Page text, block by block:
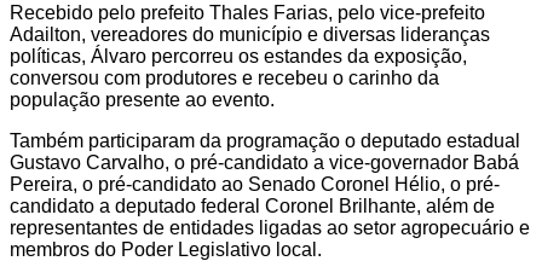
Recebido pelo prefeito Thales Farias, pelo vice-prefeito
Adailton, vereadores do município e diversas lideranças
políticas, Álvaro percorreu os estandes da exposição,
conversou com produtores e recebeu o carinho da
população presente ao evento.
Também participaram da programação o deputado estadual
Gustavo Carvalho, o pré-candidato a vice-governador Babá
Pereira, o pré-candidato ao Senado Coronel Hélio, o pré-
candidato a deputado federal Coronel Brilhante, além de
representantes de entidades ligadas ao setor agropecuário e
membros do Poder Legislativo local.